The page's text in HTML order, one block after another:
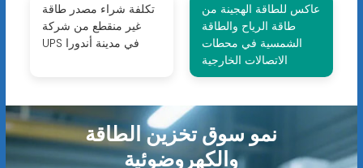
تكلفة شراء مصدر طاقة
غير منقطع من شركة
UPS في مدينة أندورا
عاكس للطاقة الهجينة من
طاقة الرياح والطاقة
الشمسية في محطات
الاتصالات الخارجية
نمو سوق تخزين الطاقة
والكهروضوئية